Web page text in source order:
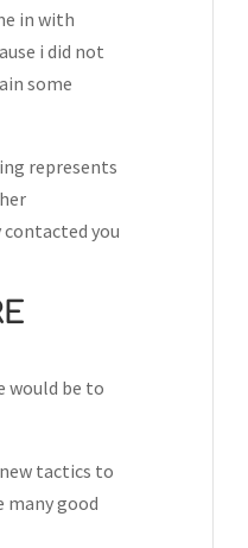
in with
i did not
some
represents
contacted you
would be to
tactics to
many good